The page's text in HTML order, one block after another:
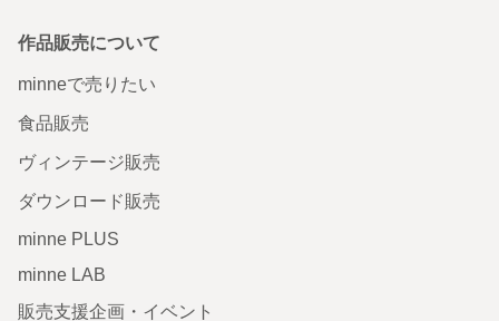
作品販売について
minneで売りたい
食品販売
ヴィンテージ販売
ダウンロード販売
minne PLUS
minne LAB
販売支援企画・イベント